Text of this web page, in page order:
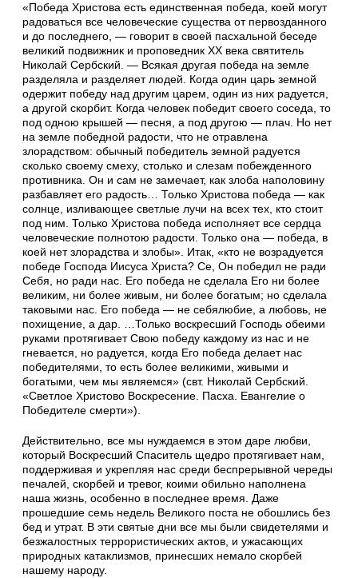
«Победа Христова есть единственная победа, коей могут
радоваться все человеческие существа от первозданного
и до последнего, — говорит в своей пасхальной беседе
великий подвижник и проповедник ХХ века святитель
Николай Сербский. — Всякая другая победа на земле
разделяла и разделяет людей. Когда один царь земной
одержит победу над другим царем, один из них радуется,
а другой скорбит. Когда человек победит своего соседа, то
под одною крышей — песня, а под другою — плач. Но нет
на земле победной радости, что не отравлена
злорадством: обычный победитель земной радуется
сколько своему смеху, столько и слезам побежденного
противника. Он и сам не замечает, как злоба наполовину
разбавляет его радость… Только Христова победа — как
солнце, изливающее светлые лучи на всех тех, кто стоит
под ним. Только Христова победа исполняет все сердца
человеческие полнотою радости. Только она — победа, в
коей нет злорадства и злобы». Итак, «кто не возрадуется
победе Господа Иисуса Христа? Се, Он победил не ради
Себя, но ради нас. Его победа не сделала Его ни более
великим, ни более живым, ни более богатым; но сделала
таковыми нас. Его победа — не себялюбие, а любовь, не
похищение, а дар. …Только воскресший Господь обеими
руками протягивает Свою победу каждому из нас и не
гневается, но радуется, когда Его победа делает нас
победителями, то есть более великими, живыми и
богатыми, чем мы являемся» (свт. Николай Сербский.
«Светлое Христово Воскресение. Пасха. Евангелие о
Победителе смерти»).
Действительно, все мы нуждаемся в этом даре любви,
который Воскресший Спаситель щедро протягивает нам,
поддерживая и укрепляя нас среди беспрерывной череды
печалей, скорбей и тревог, коими обильно наполнена
наша жизнь, особенно в последнее время. Даже
прошедшие семь недель Великого поста не обошлись без
бед и утрат. В эти святые дни все мы были свидетелями и
безжалостных террористических актов, и ужасающих
природных катаклизмов, принесших немало скорбей
нашему народу.